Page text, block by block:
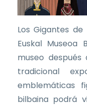
Los Gigantes
Euskal
museo
tradicional
emblemáticas
bilbaina podrá